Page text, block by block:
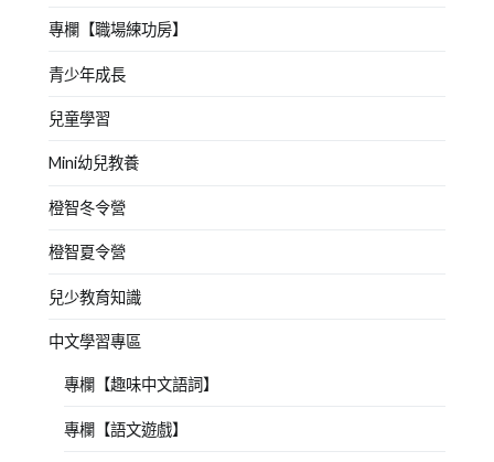
專欄【職場練功房】
青少年成長
兒童學習
Mini幼兒教養
橙智冬令營
橙智夏令營
兒少教育知識
中文學習專區
專欄【趣味中文語詞】
專欄【語文遊戲】